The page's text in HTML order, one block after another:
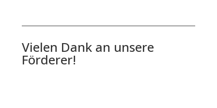
Vielen Dank an unsere
Förderer!